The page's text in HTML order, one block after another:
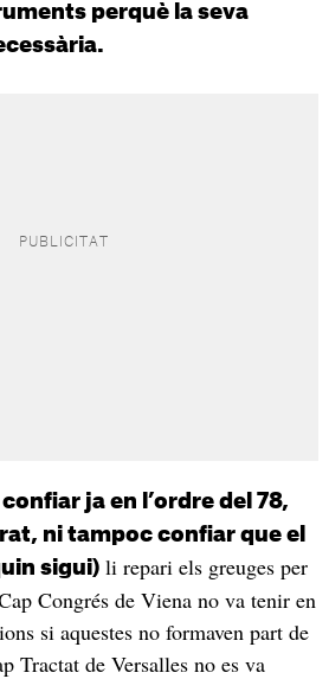
perquè la seva
ja en l’ordre del 78,
ni tampoc confiar que el
sigui)li repari els greuges per
Congrés de Viena no va tenir en
si aquestes no formaven part de
Tractat de Versalles no es va